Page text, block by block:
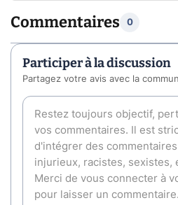
Commentaires 0
Participer à la discussion
Partagez votre avis avec la